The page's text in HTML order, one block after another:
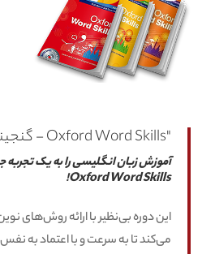
"Oxford Word Skills - گنجینه‌ای از زبان انگلیسی"
آموزش زبان انگلیسی را به یک تجربه
Oxford Word Skills!
این دوره بی‌نظیر با ارائه روش‌های
می‌کند تا به سرعت و با اعتماد به